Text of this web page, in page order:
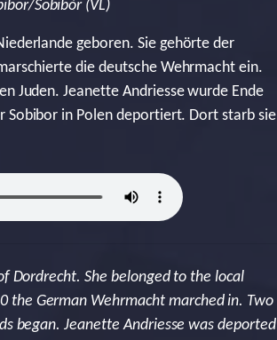
Sobibór (VL)
geboren. Sie gehörte der
die deutsche Wehrmacht ein.
Juden. Jeanette Andriesse wurde Ende
Sobibor in Polen deportiert. Dort starb sie
Dordrecht. She belonged to the local
the German Wehrmacht marched in. Two
began. Jeanette Andriesse was deported